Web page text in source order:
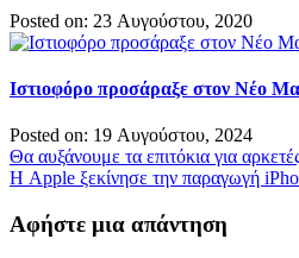
Posted on: 23 Αυγούστου, 2020
Ιστιοφόρο προσάραξε στον Νέο
Posted on: 19 Αυγούστου, 2024
Πλοήγηση
άρθρων
Θα αυξάνουμε τα επιτόκια για
Η Apple ξεκίνησε την παραγωγή
Αφήστε μια απάντηση